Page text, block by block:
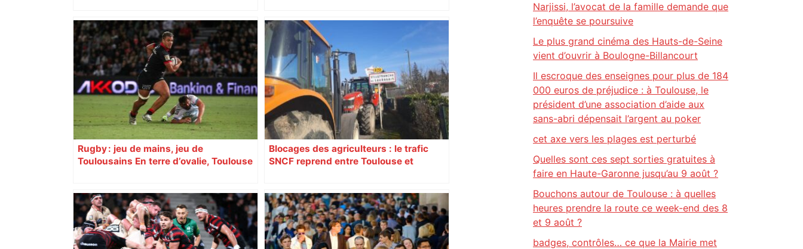
Top 14: comment Perpignan a une
nouvelle fois fait tomber Toulouse? –
RMC Sport
Rugby : jeu de mains, jeu de
Toulousains En terre d’ovalie, Toulouse
revendiquant surtout son art du jeu en
mouvement, vif et spectaculaire.
Décryptage. Série (4 / 10)
Blocages des agriculteurs : le trafic
SNCF reprend entre Toulouse et
Narjissi, l’avocat de la famille demande que
l’enquête se poursuive
Le plus grand cinéma des Hauts-de-Seine
vient d’ouvrir à Boulogne-Billancourt
Il escroque des enseignes pour plus de 184
000 euros de préjudice : à Toulouse, le
président d’une association d’aide aux
sans-abri dépensait l’argent au poker
cet axe vers les plages est perturbé
Quelles sont ces sept sorties gratuites à
faire en Haute-Garonne jusqu’au 9 août ?
Bouchons autour de Toulouse : à quelles
heures prendre la route ce week-end des 8
et 9 août ?
badges, contrôles… ce que la Mairie met